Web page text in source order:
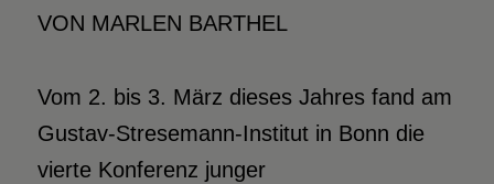
VON MARLEN BARTHEL
Vom 2. bis 3. März dieses Jahres fand am
Gustav-Stresemann-Institut in Bonn die
vierte Konferenz junger